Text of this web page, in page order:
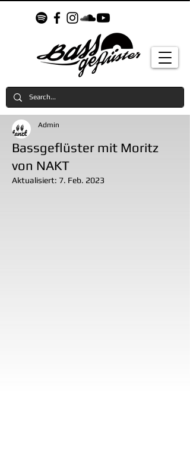
Bassgeflüster mit Moritz
von NAKT
Admin
Aktualisiert: 7. Feb. 2023